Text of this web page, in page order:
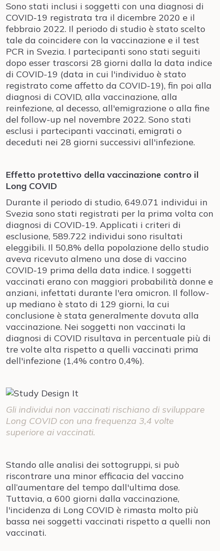
Sono stati inclusi i soggetti con una diagnosi di
COVID-19 registrata tra il dicembre 2020 e il
febbraio 2022. Il periodo di studio è stato scelto
tale da coincidere con la vaccinazione e il test
PCR in Svezia. I partecipanti sono stati seguiti
dopo esser trascorsi 28 giorni dalla la data indice
di COVID-19 (data in cui l'individuo è stato
registrato come affetto da COVID-19), fin poi alla
diagnosi di COVID, alla vaccinazione, alla
reinfezione, al decesso, all'emigrazione o alla fine
del follow-up nel novembre 2022. Sono stati
esclusi i partecipanti vaccinati, emigrati o
deceduti nei 28 giorni successivi all'infezione.
Effetto protettivo della vaccinazione contro il
Long COVID
Durante il periodo di studio, 649.071 individui in
Svezia sono stati registrati per la prima volta con
diagnosi di COVID-19. Applicati i criteri di
esclusione, 589.722 individui sono risultati
eleggibili. Il 50,8% della popolazione dello studio
aveva ricevuto almeno una dose di vaccino
COVID-19 prima della data indice. I soggetti
vaccinati erano con maggiori probabilità donne e
anziani, infettati durante l'era omicron. Il follow-
up mediano è stato di 129 giorni, la cui
conclusione è stata generalmente dovuta alla
vaccinazione. Nei soggetti non vaccinati la
diagnosi di COVID risultava in percentuale più di
tre volte alta rispetto a quelli vaccinati prima
dell'infezione (1,4% contro 0,4%).
Gli individui non vaccinati rischiano di sviluppare
Long COVID con una frequenza 3,4 volte
superiore ai vaccinati.
Stando alle analisi dei sottogruppi, si può
riscontrare una minor efficacia del vaccino
all’aumentare del tempo dall'ultima dose.
Tuttavia, a 600 giorni dalla vaccinazione,
l'incidenza di Long COVID è rimasta molto più
bassa nei soggetti vaccinati rispetto a quelli non
vaccinati.